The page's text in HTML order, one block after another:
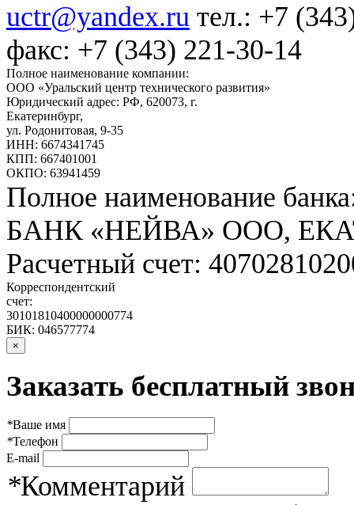
uctr@yandex.ru тел.: +7
факс: +7 (343) 221-30-14
Полное наименование компании:
ООО «Уральский центр технического развития»
Юридический адрес: РФ, 620073, г.
Екатеринбург,
ул. Родонитовая, 9-35
ИНН: 6674341745
КПП: 667401001
ОКПО: 63941459
Полное наименование
БАНК «НЕЙВА» ООО,
Расчетный счет:
Корреспондентский
счет:
30101810400000000774
БИК: 046577774
×
Заказать бесплатный
*Ваше имя
*Телефон
E-mail
*Комментарий